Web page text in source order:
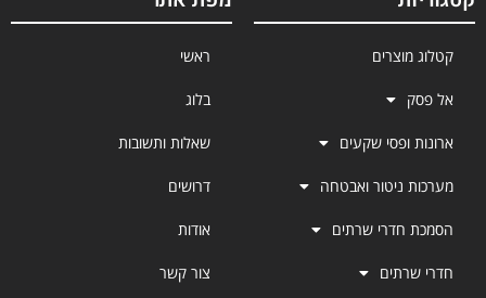
ופסי שקעים
ניטור ואבטחה
חדרי שרתים
שאלות ותשובות